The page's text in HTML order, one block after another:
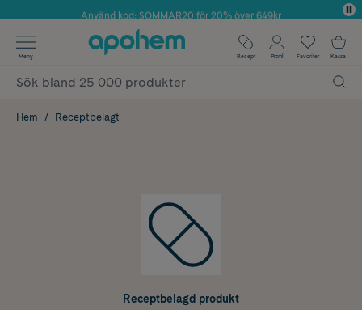
Använd kod: SOMMAR20 för 20% över 649kr
✓ Fri frakt
✓ Poäng på alla köp*
Meny Recept Profil Favoriter Kassa
Hem Receptbelagt
Receptbelagd produkt